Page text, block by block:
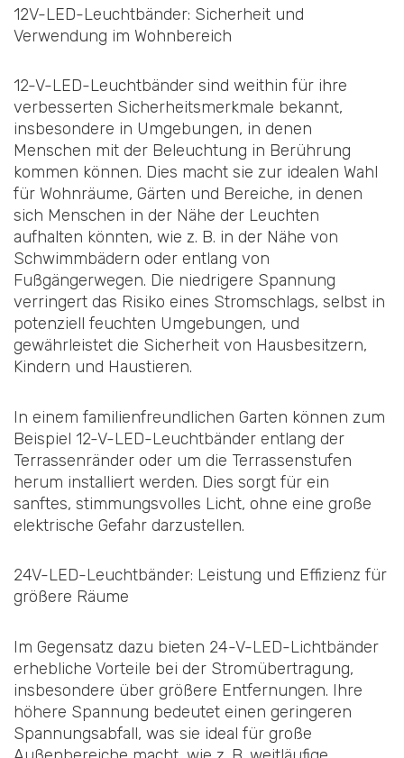
12V-LED-Leuchtbänder: Sicherheit und
Verwendung im Wohnbereich
12-V-LED-Leuchtbänder sind weithin für ihre
verbesserten Sicherheitsmerkmale bekannt,
insbesondere in Umgebungen, in denen
Menschen mit der Beleuchtung in Berührung
kommen können. Dies macht sie zur idealen Wahl
für Wohnräume, Gärten und Bereiche, in denen
sich Menschen in der Nähe der Leuchten
aufhalten könnten, wie z. B. in der Nähe von
Schwimmbädern oder entlang von
Fußgängerwegen. Die niedrigere Spannung
verringert das Risiko eines Stromschlags, selbst in
potenziell feuchten Umgebungen, und
gewährleistet die Sicherheit von Hausbesitzern,
Kindern und Haustieren.
In einem familienfreundlichen Garten können zum
Beispiel 12-V-LED-Leuchtbänder entlang der
Terrassenränder oder um die Terrassenstufen
herum installiert werden. Dies sorgt für ein
sanftes, stimmungsvolles Licht, ohne eine große
elektrische Gefahr darzustellen.
24V-LED-Leuchtbänder: Leistung und Effizienz für
größere Räume
Im Gegensatz dazu bieten 24-V-LED-Lichtbänder
erhebliche Vorteile bei der Stromübertragung,
insbesondere über größere Entfernungen. Ihre
höhere Spannung bedeutet einen geringeren
Spannungsabfall, was sie ideal für große